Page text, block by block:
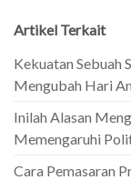
Artikel Terkait
Kekuatan Sebuah
Mengubah Hari
Inilah Alasan
Memengaruhi
Cara Pemasaran